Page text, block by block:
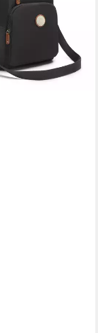
& Casual
(1)
3-4 Werktagen bei dir